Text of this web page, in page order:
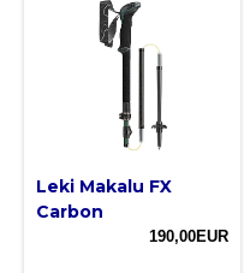
Leki Makalu FX
Carbon
190,00EUR